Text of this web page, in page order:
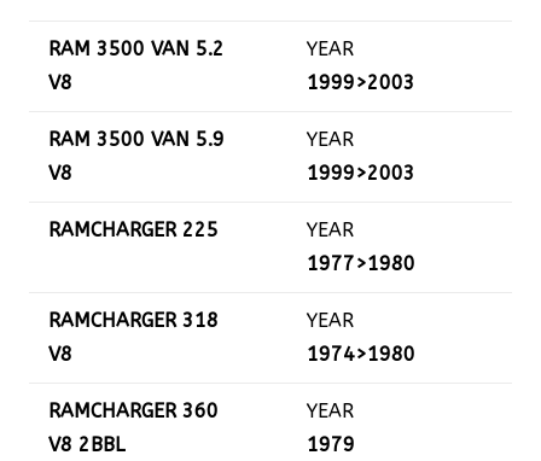
RAM 3500 VAN 5.2
V8
YEAR
1999>2003
RAM 3500 VAN 5.9
V8
YEAR
1999>2003
RAMCHARGER 225
YEAR
1977>1980
RAMCHARGER 318
V8
YEAR
1974>1980
RAMCHARGER 360
V8 2BBL
YEAR
1979